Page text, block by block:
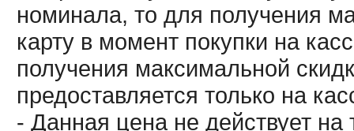
номинала, то для получения
карту в момент покупки на
получения максимальной
предоставляется только на
- Данная цена не действует